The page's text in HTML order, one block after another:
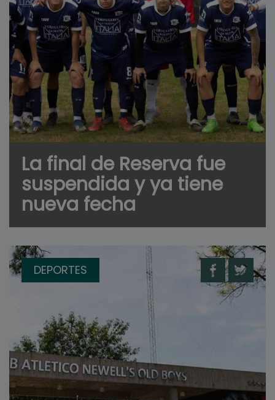
La final de Reserva fue
suspendida y ya tiene
nueva fecha
DEPORTES